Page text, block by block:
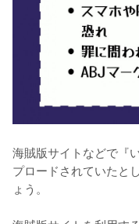
海賊版サイトなどで『
プロードされていたと
ょう。